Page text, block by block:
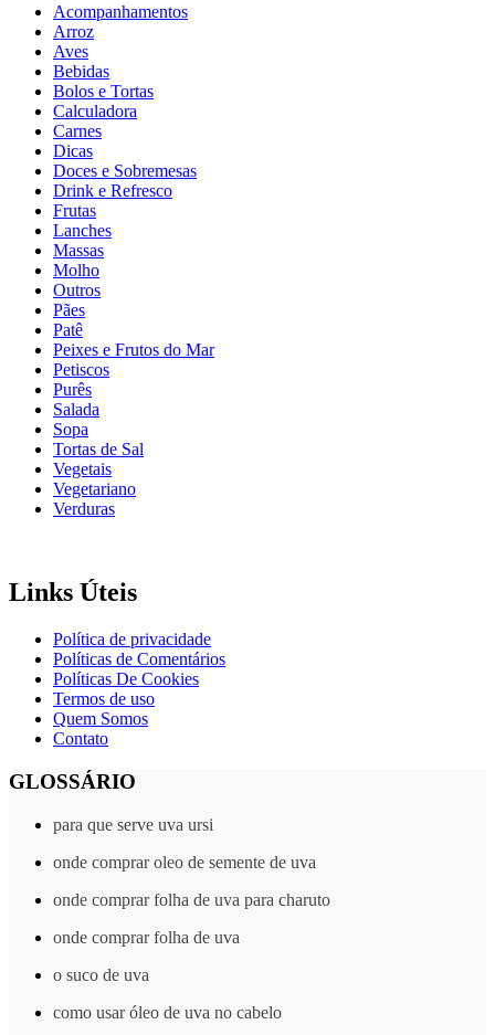
Acompanhamentos
Arroz
Aves
Bebidas
Bolos e Tortas
Calculadora
Carnes
Dicas
Doces e Sobremesas
Drink e Refresco
Frutas
Lanches
Massas
Molho
Outros
Pães
Patê
Peixes e Frutos do Mar
Petiscos
Purês
Salada
Sopa
Tortas de Sal
Vegetais
Vegetariano
Verduras
Links Úteis
Política de privacidade
Políticas de Comentários
Políticas De Cookies
Termos de uso
Quem Somos
Contato
GLOSSÁRIO
para que serve uva ursi
onde comprar oleo de semente de uva
onde comprar folha de uva para charuto
onde comprar folha de uva
o suco de uva
como usar óleo de uva no cabelo